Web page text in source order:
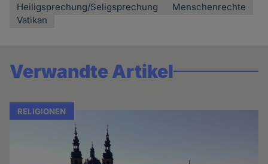
Heiligsprechung/Seligsprechung
Menschenrechte
Vatikan
Verwandte Artikel
RELIGIONEN